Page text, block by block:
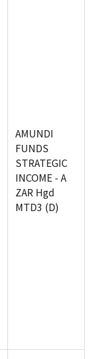
AMUNDI
FUNDS
STRATEGIC
INCOME - A
ZAR Hgd
MTD3 (D)